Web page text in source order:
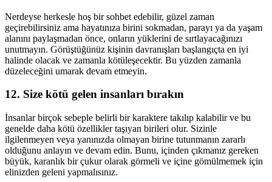
Nerdeyse herkesle hoş bir sohbet edebilir, güzel zaman
geçirebilirsiniz ama hayatınıza birini sokmadan, parayı ya da yaşam
alanını paylaşmadan önce, onların yüklerini de sırtlayacağınızı
unutmayın. Görüştüğünüz kişinin davranışları başlangıçta en iyi
halinde olacak ve zamanla kötüleşecektir. Bu yüzden zamanla
düzeleceğini umarak devam etmeyin.
12. Size kötü gelen insanları bırakın
İnsanlar birçok sebeple belirli bir karaktere takılıp kalabilir ve bu
genelde daha kötü özellikler taşıyan birileri olur. Sizinle
ilgilenmeyen veya yanınızda olmayan birine tutunmanın zararlı
olduğunu anlayın ve devam edin. Bunu, içinden çıkmanız gereken
büyük, karanlık bir çukur olarak görmeli ve içine gömülmemek için
elinizden geleni yapmalısınız.